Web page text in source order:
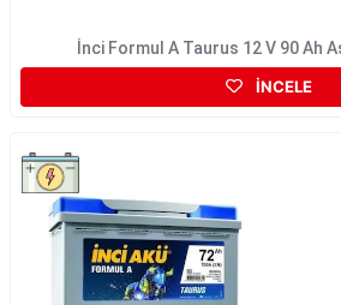
İnci Formul A Taurus 12 V 90 Ah
İNCELE